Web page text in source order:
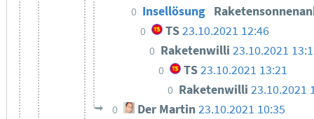
0 Insellösung
0 TS 23.10.2021 12:46
0 Raketenwilli 23.10.2021
0 TS23.10.2021 13:21
0 Raketenwilli23.10.2021
0 Der Martin23.10.2021 10:35